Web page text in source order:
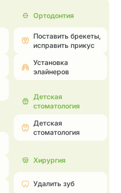
Ортодонтия
Поставить брекеты,
исправить прикус
Установка
элайнеров
Детская
стоматология
Детская
стоматология
Хирургия
Удалить зуб